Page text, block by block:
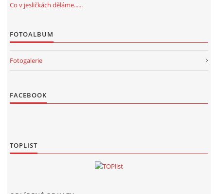
Co v jesličkách děláme......
FOTOALBUM
Fotogalerie
FACEBOOK
TOPLIST